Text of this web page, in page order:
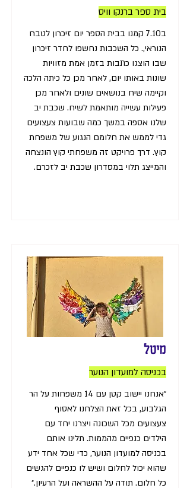
בית ספר ברנקו וויס
ב7.10 קמנו בבית הספר יום זיכרון לטבח
הנוראי,. כל השכבות נחשפו לחדר זיכרון
שבו הוצגו כתבות בזמן אמת מזוויות
שונות באותו יום, לאחר מכן כל כיתה הלכה
וקיימה שיח בנושאים שונים ולאחר מכן
פעילות עשייה מותאמת לשיח. שכבת יב
שלנו אספה במשך כמה שבועות צעצועים
גדי לממש את חלומם הנגוע של משפחת
קוץ. דרך פרויקט זה משפחתי קוץ הונצחה
והמייצג תלוי במסדרון שכבת יב לזכרם.
מיטל
בכניסה למועדון הנוער
״אנחנו יישוב קטן עם 14 משפחות על הר
הגלבוע, בכל זאת הצלחנו לאסוף
צעצועים מכל השכונה ויצרנו יחד עם
הילדים כנפיים מהממות. תלינו אותם
בכניסה למועדון הנוער, כדי שכל אחד ידע
שהוא יכול לחלום ושיש לו כנפיים להגשים
כל חלום. תודה על ההשראה ועל הרעיון.״